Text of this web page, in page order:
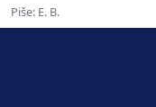
Piše: E. B.